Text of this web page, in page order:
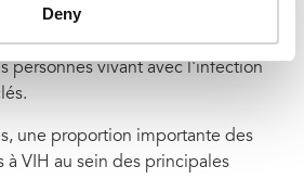
Deny
des lois et des politiques
l'accès aux prestations vitales
personnes vivant avec l'infection
une proportion importante des
à VIH au sein des principales